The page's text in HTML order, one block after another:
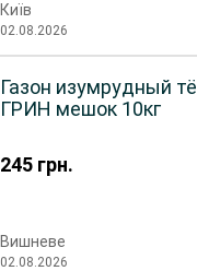
Київ
02.08.2026
245 грн.
Газон изумрудный
ГРИН мешок 10кг
Вишневе
02.08.2026